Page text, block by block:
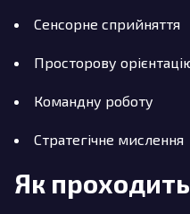
Сенсорне сприйняття
Просторову
Командну роботу
Стратегічне мислення
Як